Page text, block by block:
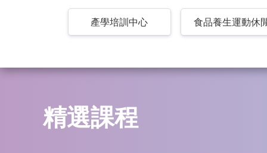
產學培訓中心 食品養生運動休
精選課程